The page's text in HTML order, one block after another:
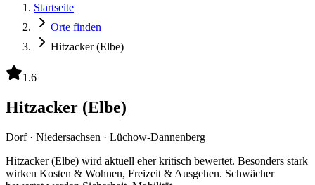
Startseite
Orte finden
Hitzacker (Elbe)
1.6
Hitzacker (Elbe)
Dorf · Niedersachsen · Lüchow-Dannenberg
Hitzacker (Elbe) wird aktuell eher kritisch bewertet. Besonders stark
wirken Kosten & Wohnen, Freizeit & Ausgehen. Schwächer